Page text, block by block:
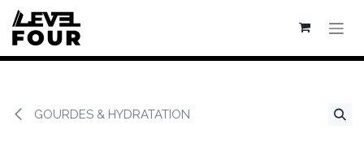
Se rendre au contenu
GOURDES & HYDRATATION